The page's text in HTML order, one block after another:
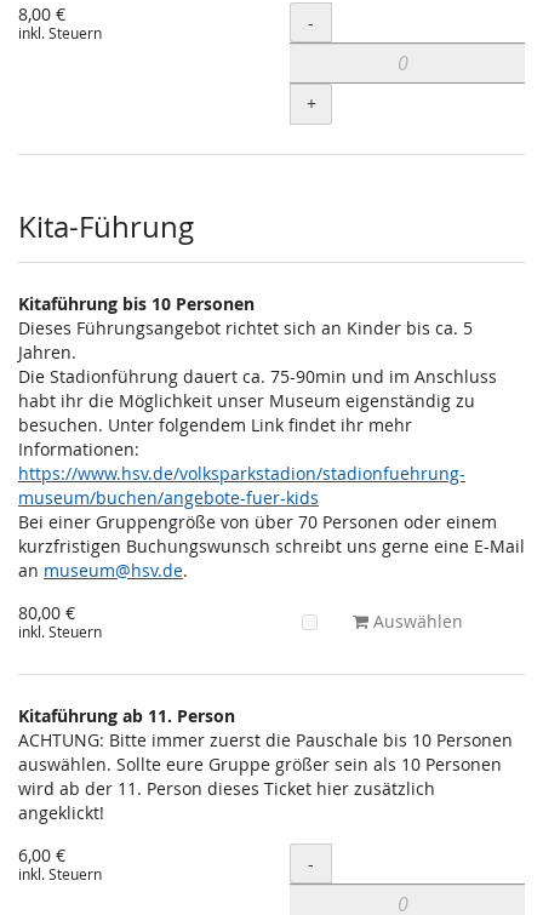
8,00 €
inkl. Steuern Menge
-
+
Kita-Führung
Kitaführung bis 10 Personen
Dieses Führungsangebot richtet sich an Kinder bis ca. 5
Jahren.
Die Stadionführung dauert ca. 75-90min und im Anschluss
habt ihr die Möglichkeit unser Museum eigenständig zu
besuchen. Unter folgendem Link findet ihr mehr
Informationen:
https://www.hsv.de/volksparkstadion/stadionfuehrung-
museum/buchen/angebote-fuer-kids
Bei einer Gruppengröße von über 70 Personen oder einem
kurzfristigen Buchungswunsch schreibt uns gerne eine E-Mail
an museum@hsv.de.
80,00 €
inkl. Steuern Auswählen
Kitaführung ab 11. Person
ACHTUNG: Bitte immer zuerst die Pauschale bis 10 Personen
auswählen. Sollte eure Gruppe größer sein als 10 Personen
wird ab der 11. Person dieses Ticket hier zusätzlich
angeklickt!
6,00 €
inkl. Steuern Menge
-